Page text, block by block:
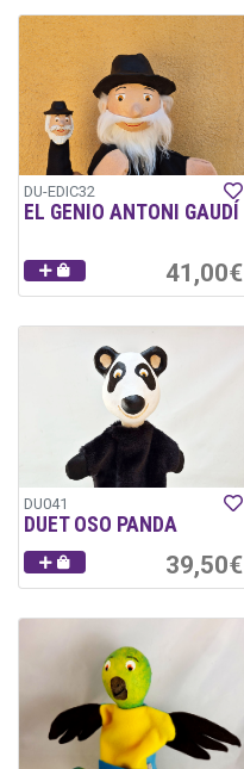
DU-EDIC32
EL GENIO ANTONI GAUDÍ
41,00€
DU041
DUET OSO PANDA
39,50€